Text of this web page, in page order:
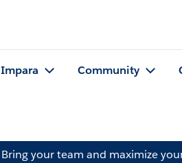
Impara Community
Bring your team and maximize